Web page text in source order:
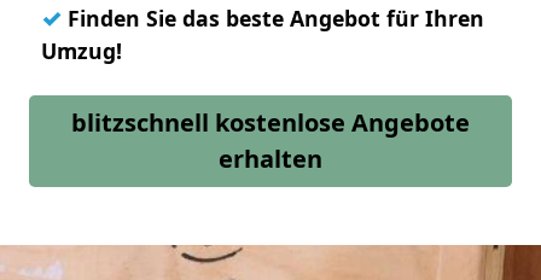
✓ Finden Sie das beste Angebot für Ihren
Umzug!
blitzschnell kostenlose Angebote
erhalten